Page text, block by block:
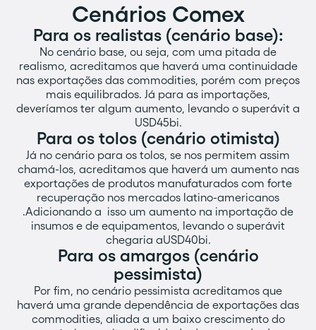
Cenários Comex
Para os realistas (cenário base):
No cenário base, ou seja, com uma pitada de
realismo, acreditamos que haverá uma continuidade
nas exportações das commodities, porém com preços
mais equilibrados. Já para as importações,
deveríamos ter algum aumento, levando o superávit a
USD45bi.
Para os tolos (cenário otimista)
Já no cenário para os tolos, se nos permitem assim
chamá-los, acreditamos que haverá um aumento nas
exportações de produtos manufaturados com forte
recuperação nos mercados latino-americanos
.Adicionando a isso um aumento na importação de
insumos e de equipamentos, levando o superávit
chegaria aUSD40bi.
Para os amargos (cenário
pessimista)
Por fim, no cenário pessimista acreditamos que
haverá uma grande dependência de exportações das
commodities, aliada a um baixo crescimento do